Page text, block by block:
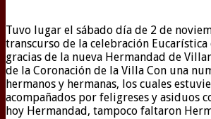
Tuvo lugar el sábado día de 2 de
transcurso de la celebración Eucarística
gracias de la nueva Hermandad de
de la Coronación de la Villa Con una
hermanos y hermanas, los cuales
acompañados por feligreses y asiduos
hoy Hermandad, tampoco faltaron